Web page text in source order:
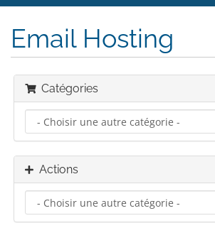
Email Hosting
Catégories
Actions